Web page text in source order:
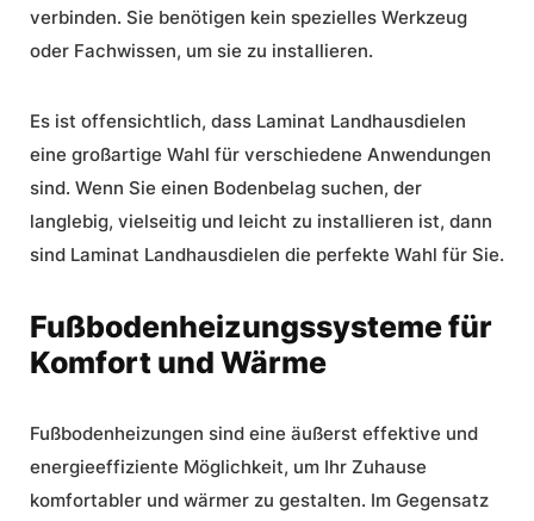
verbinden. Sie benötigen kein spezielles Werkzeug
oder Fachwissen, um sie zu installieren.
Es ist offensichtlich, dass Laminat Landhausdielen
eine großartige Wahl für verschiedene Anwendungen
sind. Wenn Sie einen Bodenbelag suchen, der
langlebig, vielseitig und leicht zu installieren ist, dann
sind Laminat Landhausdielen die perfekte Wahl für Sie.
Fußbodenheizungssysteme für
Komfort und Wärme
Fußbodenheizungen sind eine äußerst effektive und
energieeffiziente Möglichkeit, um Ihr Zuhause
komfortabler und wärmer zu gestalten. Im Gegensatz